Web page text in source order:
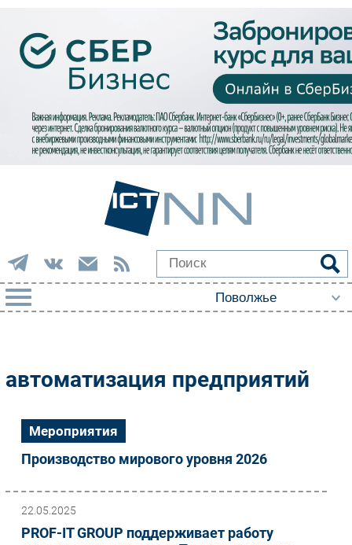
Импорто­замещение
Автоматизация Промышленности
Интернет
Мобильная связь
Фиксированная связь
Рынок ПК
Маркетинг
автоматизация предприятий
Мероприятия
Производство мирового уровня 2026
22.05.2025
PROF-IT GROUP поддерживает работу